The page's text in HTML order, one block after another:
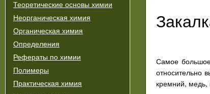
Теоретические основы химии
Неорганическая химия
Органическая химия
Определения
Рефераты по химии
Полимеры
Практическая химия
Самое большое
относительно
кремний,